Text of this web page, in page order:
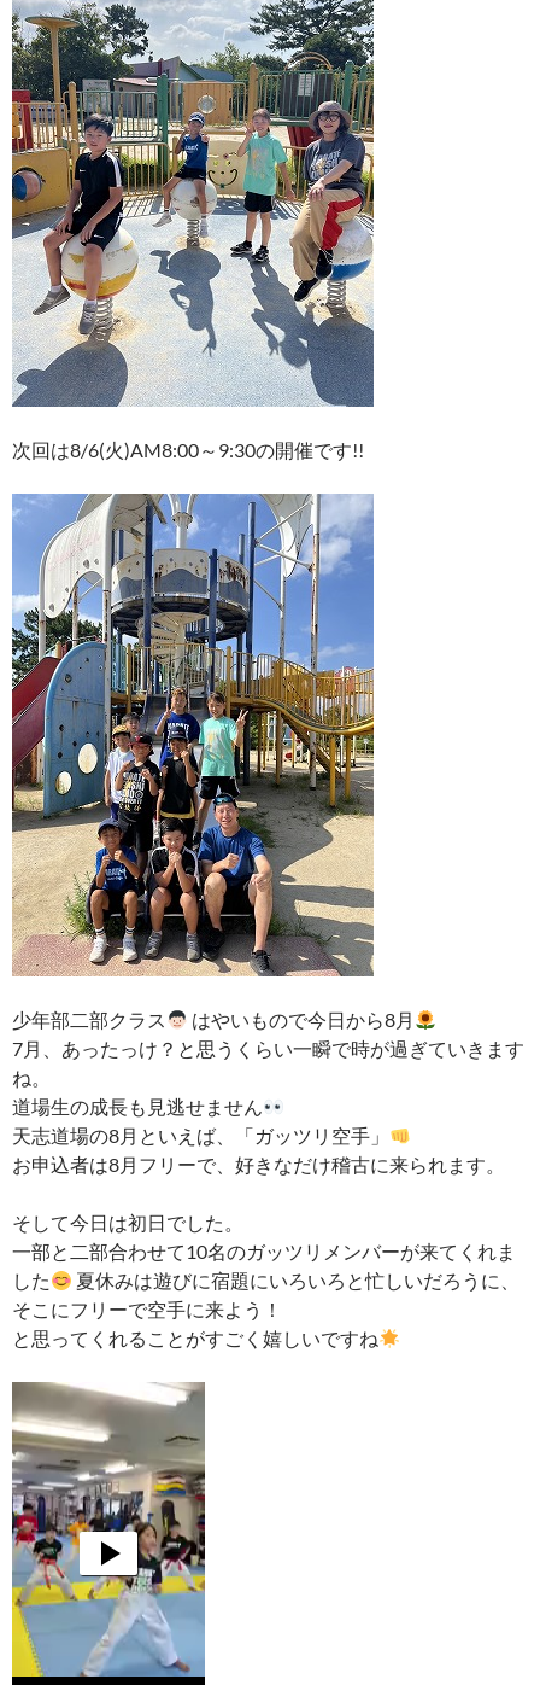
次回は8/6(火)AM8:00～9:30の開催です!!
少年部二部クラス
はやいもので今日から8月
7月、あったっけ？と思うくらい一瞬で時が過ぎていきます
ね。
道場生の成長も見逃せません
天志道場の8月といえば、「ガッツリ空手」
お申込者は8月フリーで、好きなだけ稽古に来られます。
そして今日は初日でした。
一部と二部合わせて10名のガッツリメンバーが来てくれま
した
夏休みは遊びに宿題にいろいろと忙しいだろうに、
そこにフリーで空手に来よう！
と思ってくれることがすごく嬉しいですね
画
プ
レ
ー
ヤ
ー